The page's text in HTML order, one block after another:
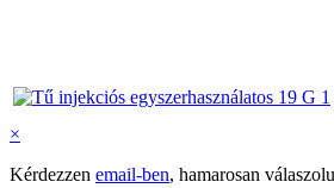
×
Kérdezzen email-ben, hamarosan